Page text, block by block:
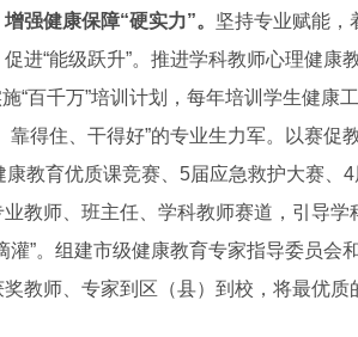
强健康保障“硬实力”。 坚持专业赋能，
进“能级跃升”。推进学科教师心理健
“百千万”培训计划，每年培训学生健
靠得住、干得好”的专业生力军。以赛促
教育优质课竞赛、5届应急救护大赛、
教师、班主任、学科教师赛道，引导
灌”。组建市级健康教育专家指导委员会
教师、专家到区（县）到校，将最优质